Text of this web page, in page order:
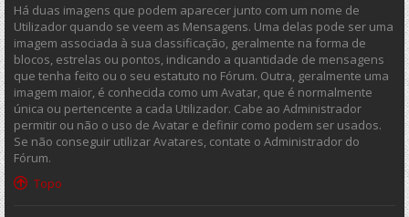
Há duas imagens que podem aparecer junto com um nome de
Utilizador quando se veem as Mensagens. Uma delas pode ser uma
imagem associada à sua classificação, geralmente na forma de
blocos, estrelas ou pontos, indicando a quantidade de mensagens
que tenha feito ou o seu estatuto no Fórum. Outra, geralmente uma
imagem maior, é conhecida como um Avatar, que é normalmente
única ou pertencente a cada Utilizador. Cabe ao Administrador
permitir ou não o uso de Avatar e definir como podem ser usados.
Se não conseguir utilizar Avatares, contate o Administrador do
Fórum.
Topo